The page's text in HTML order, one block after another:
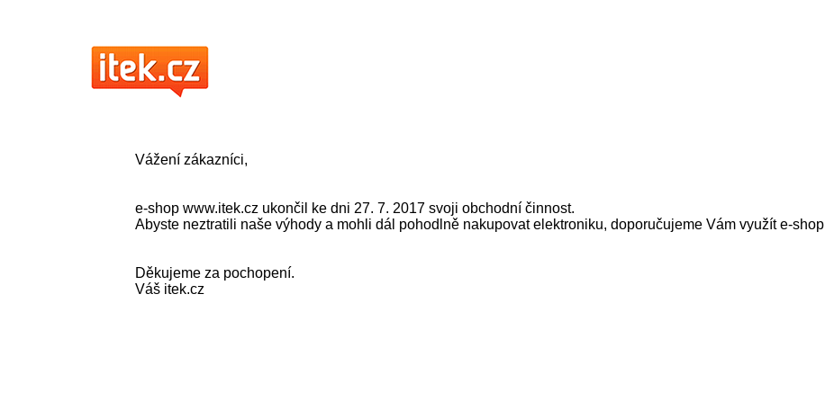
Vážení zákazníci,
e-shop www.itek.cz ukončil ke dni 27. 7. 2017 svoji obchodní činnost.
Abyste neztratili naše výhody a mohli dál pohodlně nakupovat elektroniku, doporučujeme Vám využít e-shop
Děkujeme za pochopení.
Váš itek.cz